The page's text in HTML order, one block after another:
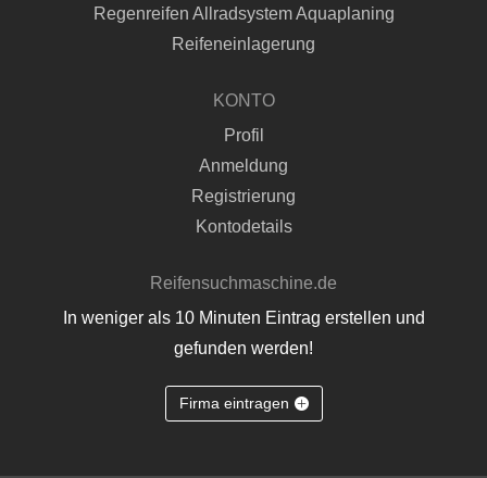
Regenreifen Allradsystem Aquaplaning
Reifeneinlagerung
KONTO
Profil
Anmeldung
Registrierung
Kontodetails
Reifensuchmaschine.de
In weniger als 10 Minuten Eintrag erstellen und
gefunden werden!
Firma eintragen